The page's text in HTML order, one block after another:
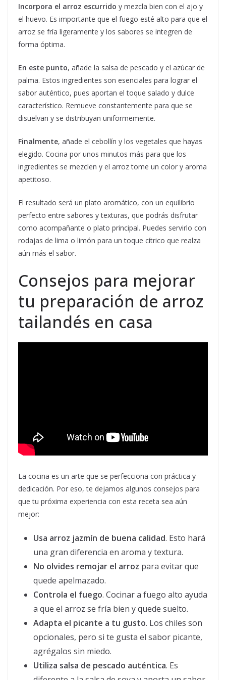
Incorpora el arroz escurrido y mezcla bien con el ajo y
el huevo. Es importante que el fuego esté alto para que el
arroz se fría ligeramente y los sabores se integren de
forma óptima.
En este punto, añade la salsa de pescado y el azúcar de
palma. Estos ingredientes son esenciales para lograr el
sabor auténtico, pues aportan el toque salado y dulce
característico. Remueve constantemente para que se
disuelvan y se distribuyan uniformemente.
Finalmente, añade el cebollín y los vegetales que hayas
elegido. Cocina por unos minutos más para que los
ingredientes se mezclen y el arroz tome un color y aroma
apetitoso.
El resultado será un plato aromático, con un equilibrio
perfecto entre sabores y texturas, que podrás disfrutar
como acompañante o plato principal. Puedes servirlo con
rodajas de lima o limón para un toque cítrico que realza
aún más el sabor.
Consejos para mejorar
tu preparación de arroz
tailandés en casa
La cocina es un arte que se perfecciona con práctica y
dedicación. Por eso, te dejamos algunos consejos para
que tu próxima experiencia con esta receta sea aún
mejor:
Usa arroz jazmín de buena calidad. Esto hará
una gran diferencia en aroma y textura.
No olvides remojar el arroz para evitar que
quede apelmazado.
Controla el fuego. Cocinar a fuego alto ayuda
a que el arroz se fría bien y quede suelto.
Adapta el picante a tu gusto. Los chiles son
opcionales, pero si te gusta el sabor picante,
agrégalos sin miedo.
Utiliza salsa de pescado auténtica. Es